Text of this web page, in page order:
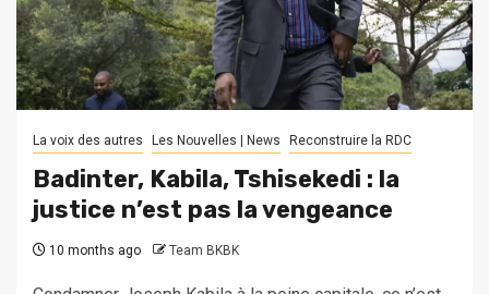
La voix des autres Les Nouvelles | News Reconstruire la RDC
Badinter, Kabila, Tshisekedi : la
justice n’est pas la vengeance
10 months ago Team BKBK